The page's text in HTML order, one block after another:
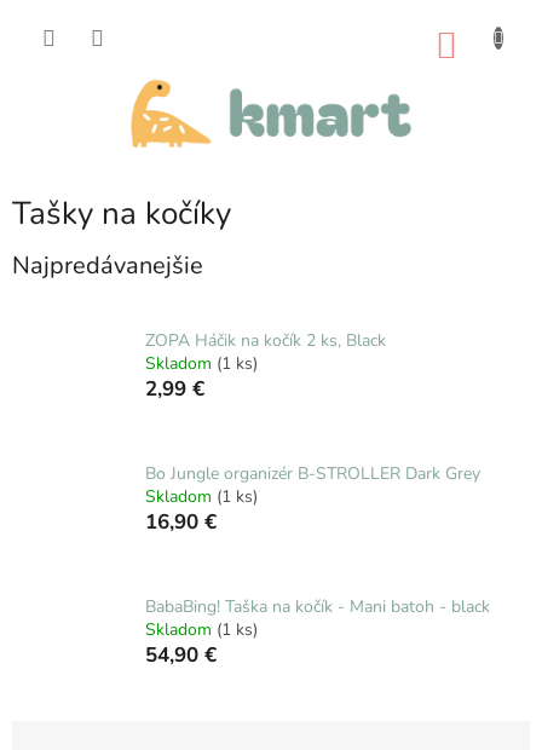
Tašky na kočíky
Najpredávanejšie
ZOPA Háčik na kočík 2 ks, Black
Skladom (1 ks)
2,99 €
Bo Jungle organizér B-STROLLER Dark Grey
Skladom (1 ks)
16,90 €
BabaBing! Taška na kočík - Mani batoh - black
Skladom (1 ks)
54,90 €